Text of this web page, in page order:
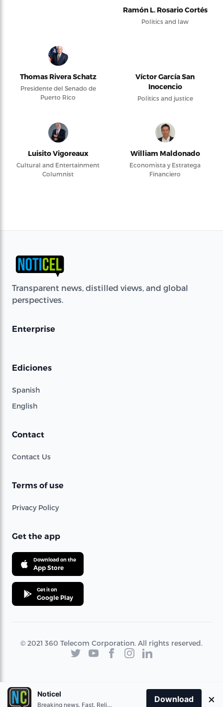
Ramón L. Rosario Cortés
Politics and law
Thomas Rivera Schatz
Presidente del Senado de
Puerto Rico
Víctor García San
Inocencio
Politics and justice
Luisito Vigoreaux
Cultural and Entertainment
Columnist
William Maldonado
Economista y Estratega
Financiero
Transparent news, distilled views, and global
perspectives.
Enterprise
Ediciones
Spanish
English
Contact
Contact Us
Terms of use
Privacy Policy
Get the app
Download on the
App Store
Get it on
Google Play
© 2021 360 Telecom Corporation. All rights reserved.
Noticel
Breaking news. Fast. Reliable.
Download ×